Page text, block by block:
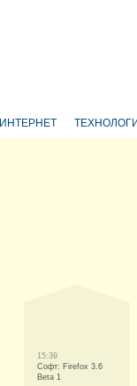
ИНТЕРНЕТ
15:39
Софт: Firefox 3.6
Beta 1